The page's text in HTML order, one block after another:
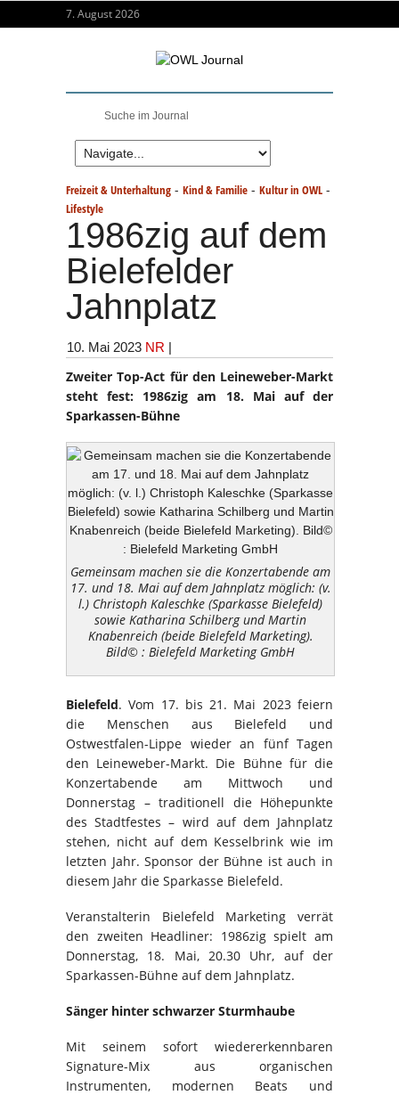
7. August 2026
Freizeit & Unterhaltung - Kind & Familie - Kultur in OWL -
Lifestyle
1986zig auf dem
Bielefelder
Jahnplatz
10. Mai 2023 NR |
Zweiter Top-Act für den Leineweber-Markt
steht fest: 1986zig am 18. Mai auf der
Sparkassen-Bühne
Gemeinsam machen sie die Konzertabende am
17. und 18. Mai auf dem Jahnplatz möglich: (v.
l.) Christoph Kaleschke (Sparkasse Bielefeld)
sowie Katharina Schilberg und Martin
Knabenreich (beide Bielefeld Marketing).
Bild© : Bielefeld Marketing GmbH
Bielefeld. Vom 17. bis 21. Mai 2023 feiern
die Menschen aus Bielefeld und
Ostwestfalen-Lippe wieder an fünf Tagen
den Leineweber-Markt. Die Bühne für die
Konzertabende am Mittwoch und
Donnerstag – traditionell die Höhepunkte
des Stadtfestes – wird auf dem Jahnplatz
stehen, nicht auf dem Kesselbrink wie im
letzten Jahr. Sponsor der Bühne ist auch in
diesem Jahr die Sparkasse Bielefeld.
Veranstalterin Bielefeld Marketing verrät
den zweiten Headliner: 1986zig spielt am
Donnerstag, 18. Mai, 20.30 Uhr, auf der
Sparkassen-Bühne auf dem Jahnplatz.
Sänger hinter schwarzer Sturmhaube
Mit seinem sofort wiedererkennbaren
Signature-Mix aus organischen
Instrumenten, modernen Beats und